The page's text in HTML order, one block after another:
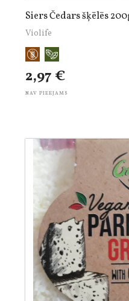
Siers Čedars šķēlēs
Violife
2,97 €
NAV PIEEJAMS